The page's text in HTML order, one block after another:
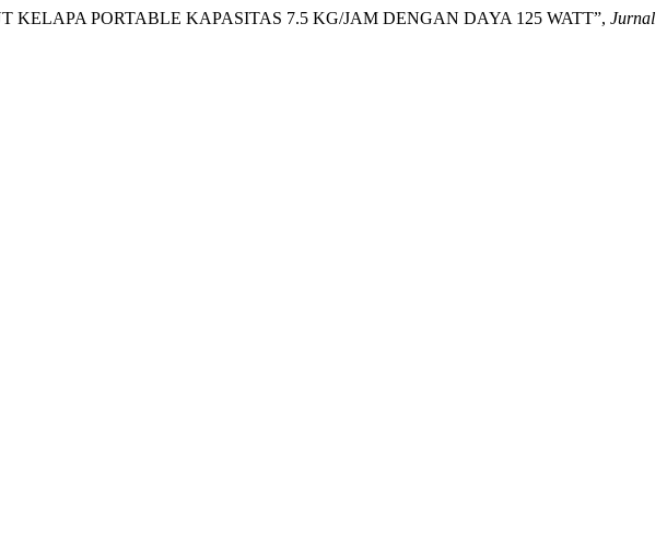
KELAPA PORTABLE KAPASITAS 7.5 KG/JAM DENGAN DAYA 125 WATT”, Jurnal